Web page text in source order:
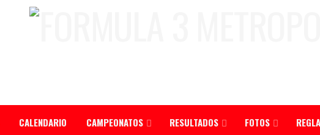
CALENDARIO CAMPEONATOS RESULTADOS FOTOS